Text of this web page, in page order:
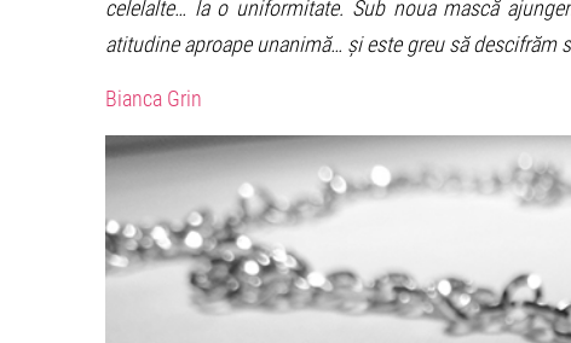
celelalte… la o uniformitate. Sub noua mască
atitudine aproape unanimă… și este greu să descifrăm
Bianca Grin